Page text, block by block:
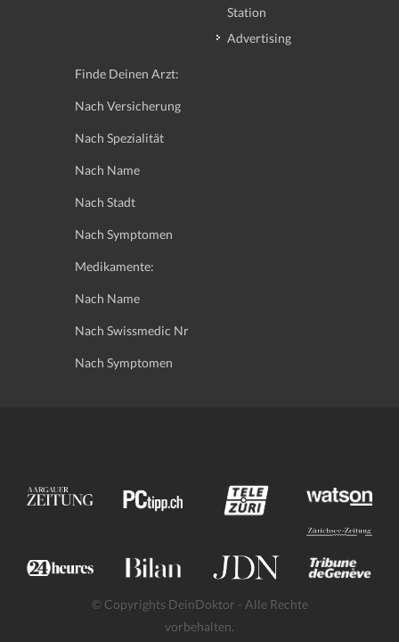
Station
Advertising
Finde Deinen Arzt:
Nach Versicherung
Nach Spezialität
Nach Name
Nach Stadt
Nach Symptomen
Medikamente:
Nach Name
Nach Swissmedic Nr
Nach Symptomen
© Copyrights DeinDoktor - Alle Rechte
vorbehalten.